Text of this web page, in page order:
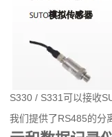
S330 / S331可以接收
我们提供了RS485的分